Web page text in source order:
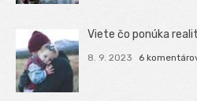
Viete čo ponúka
8. 9. 2023 6